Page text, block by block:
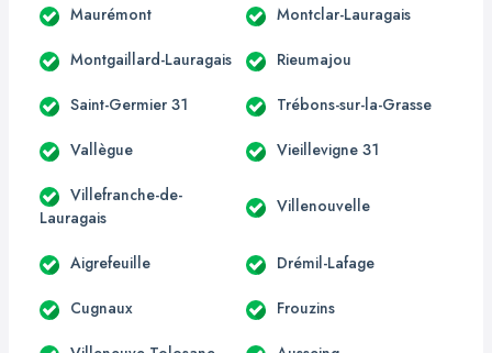
Maurémont Montclar-Lauragais
Montgaillard-Lauragais Rieumajou
Saint-Germier 31 Trébons-sur-la-Grasse
Vallègue Vieillevigne 31
Villefranche-de-
Lauragais
Villenouvelle
Aigrefeuille Drémil-Lafage
Cugnaux Frouzins